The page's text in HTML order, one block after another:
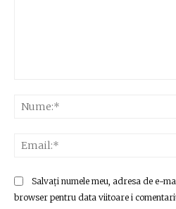
Salvați numele meu, adresa de e-
browser pentru data viitoare i